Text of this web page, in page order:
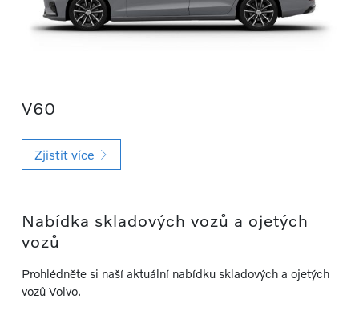
V60
Zjistit více
Nabídka skladových vozů a ojetých
vozů
Prohlédněte si naší aktuální nabídku skladových a ojetých
vozů Volvo.